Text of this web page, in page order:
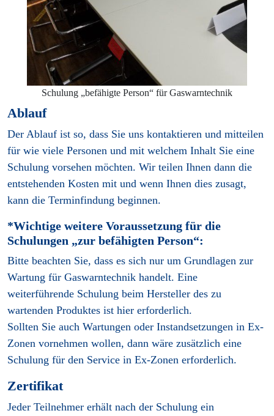
Schulung „befähigte Person“ für Gaswarntechnik
Ablauf
Der Ablauf ist so, dass Sie uns kontaktieren und mitteilen
für wie viele Personen und mit welchem Inhalt Sie eine
Schulung vorsehen möchten. Wir teilen Ihnen dann die
entstehenden Kosten mit und wenn Ihnen dies zusagt,
kann die Terminfindung beginnen.
*Wichtige weitere Voraussetzung für die
Schulungen „zur befähigten Person“:
Bitte beachten Sie, dass es sich nur um Grundlagen zur
Wartung für Gaswarntechnik handelt. Eine
weiterführende Schulung beim Hersteller des zu
wartenden Produktes ist hier erforderlich.
Sollten Sie auch Wartungen oder Instandsetzungen in Ex-
Zonen vornehmen wollen, dann wäre zusätzlich eine
Schulung für den Service in Ex-Zonen erforderlich.
Zertifikat
Jeder Teilnehmer erhält nach der Schulung ein